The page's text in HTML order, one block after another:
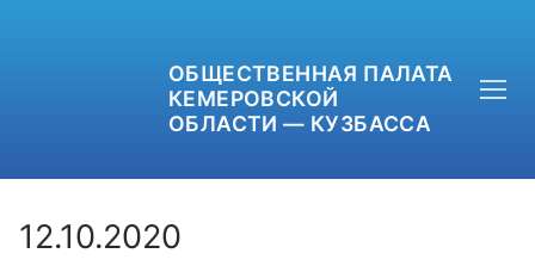
ОБЩЕСТВЕННАЯ ПАЛАТА
КЕМЕРОВСКОЙ
ОБЛАСТИ — КУЗБАССА
12.10.2020